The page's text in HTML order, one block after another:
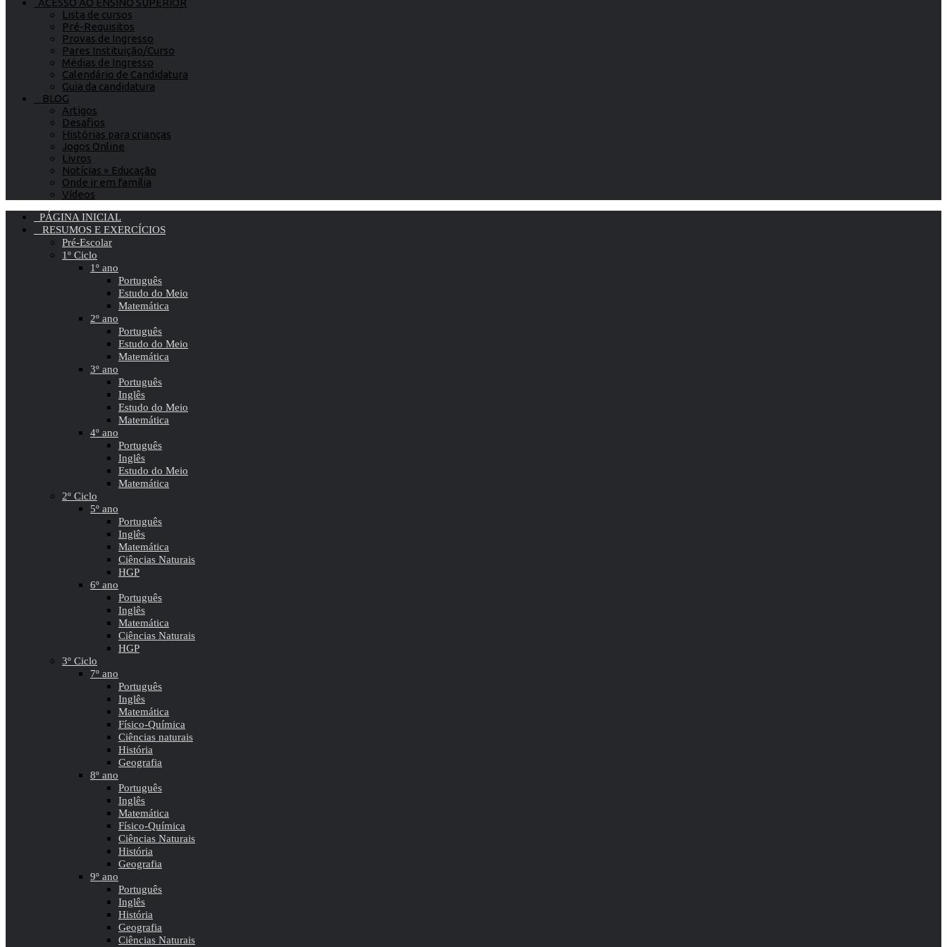
ACESSO AO ENSINO SUPERIOR
Lista de cursos
Pré-Requisitos
Provas de Ingresso
Pares Instituição/Curso
Médias de Ingresso
Calendário de Candidatura
Guia da candidatura
BLOG
Artigos
Desafios
Histórias para crianças
Jogos Online
Livros
Notícias » Educação
Onde ir em família
Vídeos
PÁGINA INICIAL
RESUMOS E EXERCÍCIOS
Pré-Escolar
1º Ciclo
1º ano
Português
Estudo do Meio
Matemática
2º ano
Português
Estudo do Meio
Matemática
3º ano
Português
Inglês
Estudo do Meio
Matemática
4º ano
Português
Inglês
Estudo do Meio
Matemática
2º Ciclo
5º ano
Português
Inglês
Matemática
Ciências Naturais
HGP
6º ano
Português
Inglês
Matemática
Ciências Naturais
HGP
3º Ciclo
7º ano
Português
Inglês
Matemática
Físico-Química
Ciências naturais
História
Geografia
8º ano
Português
Inglês
Matemática
Físico-Química
Ciências Naturais
História
Geografia
9º ano
Português
Inglês
História
Geografia
Ciências Naturais